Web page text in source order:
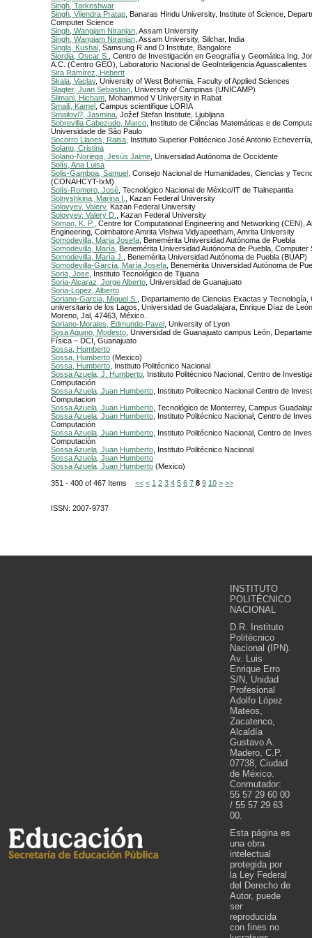
Singh, Tarkeshwar
Singh, Vijendra Pratap , Banaras Hindu University, Institute of Science,
Computer Science
Singh, Wangjam Niranjan , Assam University
Singh, Wangjam Niranjan , Assam University, Silchar, India
Singla, Kushal
, Samsung R and D Institute, Bangalore
Siordia, Oscar S.
, Centro de Investigación en Geografía y Geomática Ing.
A.C. (Centro GEO), Laboratorio Nacional de GeoInteligencia Aguascalientes
Sira Ramírez, Hebertt
Skala, Vaclav, University of West Bohemia, Faculty of Applied Sciences
Slagter, Juan Sebastian , University of Campinas (UNICAMP)
Slimani, Hicham , Mohammed V University in Rabat
Smaili, Kamel
, Campus scientifique LORIA
Smailovi?, Jasmina , Jožef Stefan Institute, Ljubljana
Sobrevilla Cabezudo, Marco , Instituto de Ciências Matemáticas e de
Universidade de São Paulo
Socorro Llanes, Raisa , Instituto Superior Politécnico José Antonio
Solano, Cristina
Solano-Noriega, Jesús Jaime , Universidad Autónoma de Occidente
Solís, Ana Luisa
Solis-Gamboa, Samuel
, Consejo Nacional de Humanidades, Ciencias y
(CONAHCYT-IxM)
Solís-Romero, José , Tecnológico Nacional de México/IT de Tlalnepantla
Solnyshkina, Marina I.
, Kazan Federal University
Solovyev, Valery, Kazan Federal University
Solovyev, Valery D.
, Kazan Federal University
Soman, K. P.
, Centre for Computational Engineering and Networking (CEN),
Engineering, Coimbatore Amrita Vishwa Vidyapeetham, Amrita University
Somodevilla, Maria Josefa , Benemérita Universidad Autónoma de Puebla
Somodevilla, María , Benemérita Universidad Autónoma de Puebla,
Somodevilla, María J.
, Benemérita Universidad Autónoma de Puebla (BUAP)
Somodevilla-García, María Josefa , Benemérita Universidad Autónoma de
Soria, Jose , Instituto Tecnológico de Tijuana
Soria-Alcaraz, Jorge Alberto , Universidad de Guanajuato
Soria-Lopez, Alberto
Soriano-Garcia, Miguel S.
, Departamento de Ciencias Exactas y Tecnología,
universitario de los Lagos, Universidad de Guadalajara, Enrique Díaz de
Moreno, Jal, 47463, México.
Soriano-Morales, Edmundo-Pavel
, University of Lyon
Sosa Aquino, Modesto , Universidad de Guanajuato campus León,
Física – DCI, Guanajuato
Sossa, Humberto
Sossa, Humberto (Mexico)
Sossa, Humberto , Instituto Politécnico Nacional
Sossa Azuela, J. Humberto , Instituto Politécnico Nacional, Centro de
Computación
Sossa Azuela, Juan Humberto , Instituto Politecnico Nacional Centro de
Computacion
Sossa Azuela, Juan Humberto , Tecnológico de Monterrey, Campus
Sossa Azuela, Juan Humberto , Instituto Politécnico Nacional, Centro de
Computación
Sossa Azuela, Juan Humberto , Instituto Politécnico Nacional, Centro de
Computación
Sossa Azuela, Juan Humberto , Instituto Politécnico Nacional
Sossa Azuela, Juan Humberto
Sossa Azuela, Juan Humberto (Mexico)
351 - 400 of 467 Items << < 1 2 3 4 5 6 7 8 9 10 > >>
ISSN: 2007-9737
INSTITUTO
POLITÉCNICO
NACIONAL
D.R. Instituto
Politécnico
Nacional (IPN).
Av. Luis
Enrique Erro
S/N, Unidad
Profesional
Adolfo López
Mateos,
Zacatenco,
Alcaldía
Gustavo A.
Madero, C.P.
07738, Ciudad
de México.
Conmutador:
55 57 29 60 00
/ 55 57 29 63
00.
Esta página es
una obra
intelectual
protegida por
la Ley Federal
del Derecho de
Autor, puede
ser
reproducida
con fines no